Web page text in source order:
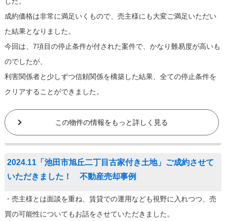
成約価格は非常に満足いくもので、売主様にも大変ご満足いただい
た結果となりました。
今回は、7項目の停止条件が付された案件で、かなり難易度が高いも
のでしたが、
利害関係者と少しずつ信頼関係を構築した結果、全ての停止条件を
クリアすることができました。
この物件の情報をもっと詳しく見る
2024.11「池田市旭丘二丁目古家付き土地」ご成約させて
いただきました！ 不動産売却事例
・売主様とは面談を重ね、賃貸での運用なども視野に入れつつ、売
買の可能性についてもお話をさせていただきました。